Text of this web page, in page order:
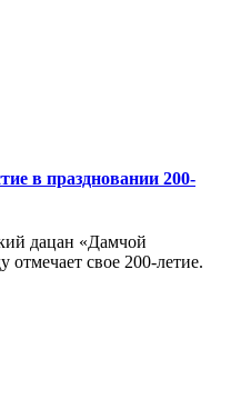
в праздновании 200-
дацан «Дамчой
отмечает свое 200-летие.